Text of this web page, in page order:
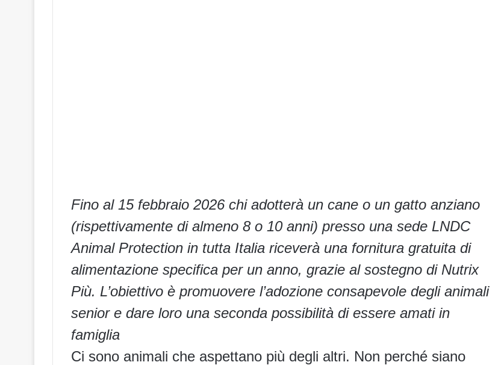
Fino al 15 febbraio 2026 chi adotterà un cane o un gatto anziano
(rispettivamente di almeno 8 o 10 anni) presso una sede LNDC
Animal Protection in tutta Italia riceverà una fornitura gratuita di
alimentazione specifica per un anno, grazie al sostegno di Nutrix
Più. L’obiettivo è promuovere l’adozione consapevole degli animali
senior e dare loro una seconda possibilità di essere amati in
famiglia
Ci sono animali che aspettano più degli altri. Non perché siano